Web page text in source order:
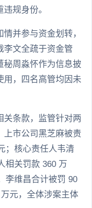
规身份。
并参与资金划转，
李文全疏于资金管
秘周淼怀作为信息披
用，四名高管均因未
关条款，监管针对两
上市公司黑芝麻被责
；核心责任人韦清
相关罚款 360 万
李维昌合计被罚 90
元，全体涉案主体